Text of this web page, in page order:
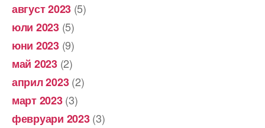
август 2023 (5)
юли 2023(5)
юни 2023(9)
май 2023(2)
април 2023(2)
март 2023(3)
февруари 2023(3)